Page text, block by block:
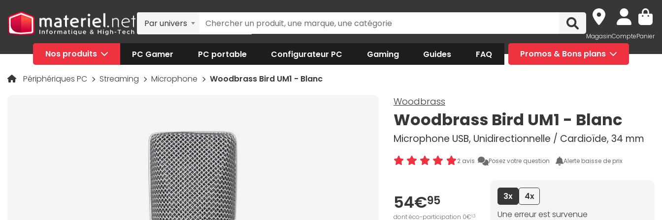
Par univers
MagasinComptePanier
Nos produits PC Gamer PC portable Configurateur PC Gaming Guides FAQ Promos & Bons plans
Périphériques PC Streaming Microphone Woodbrass Bird UM1 - Blanc
Woodbrass
Woodbrass Bird UM1 - Blanc
Microphone USB, Unidirectionnelle / Cardioïde, 34 mm
2 avis Posez votre question Alerte baisse de prix
54€95
dont éco-participation 0€13
3x
4x
Une erreur est survenue